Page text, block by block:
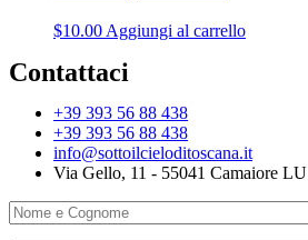
$10.00 Aggiungi al carrello
Contattaci
+39 393 56 88 438
+39 393 56 88 438
info@sottoilcieloditoscana.it
Via Gello, 11 - 55041 Camaiore LU